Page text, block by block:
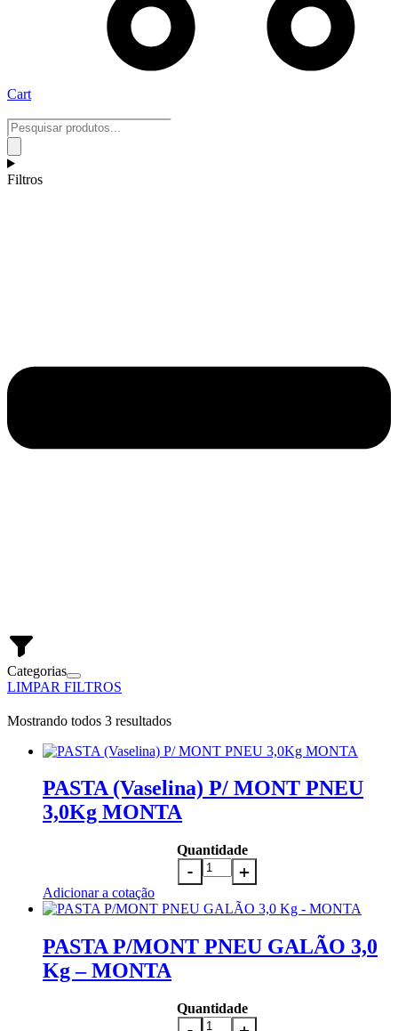
Cart
Pesquisar
produtos
Filtros
Categorias
LIMPAR FILTROS
Mostrando todos 3 resultados
PASTA (Vaselina) P/ MONT PNEU
3,0Kg MONTA
Quantidade
Adicionar a cotação
PASTA P/MONT PNEU GALÃO 3,0
Kg – MONTA
Quantidade